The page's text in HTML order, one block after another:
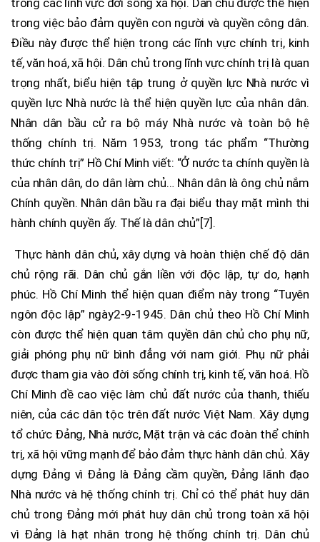
trong việc bảo đảm quyền con người và quyền công dân.
Điều này được thể hiện trong các lĩnh vực chính trị, kinh
tế, văn hoá, xã hội. Dân chủ trong lĩnh vực chính trị là quan
trọng nhất, biểu hiện tập trung ở quyền lực Nhà nước vì
quyền lực Nhà nước là thể hiện quyền lực của nhân dân.
Nhân dân bầu cử ra bộ máy Nhà nước và toàn bộ hệ
thống chính trị. Năm 1953, trong tác phẩm “Thường
thức chính trị” Hồ Chí Minh viết: “Ở nước ta chính quyền là
của nhân dân, do dân làm chủ… Nhân dân là ông chủ nắm
Chính quyền. Nhân dân bầu ra đại biểu thay mặt mình thi
hành chính quyền ấy. Thế là dân chủ”[7].
Thực hành dân chủ, xây dựng và hoàn thiện chế độ dân
chủ rộng rãi. Dân chủ gắn liền với độc lập, tự do, hạnh
phúc. Hồ Chí Minh thể hiện quan điểm này trong “Tuyên
ngôn độc lập” ngày2-9-1945. Dân chủ theo Hồ Chí Minh
còn được thể hiện quan tâm quyền dân chủ cho phụ nữ,
giải phóng phụ nữ bình đẳng với nam giới. Phụ nữ phải
được tham gia vào đời sống chính trị, kinh tế, văn hoá. Hồ
Chí Minh đề cao việc làm chủ đất nước của thanh, thiếu
niên, của các dân tộc trên đất nước Việt Nam. Xây dựng
tổ chức Đảng, Nhà nước, Mặt trận và các đoàn thể chính
trị, xã hội vững mạnh để bảo đảm thực hành dân chủ. Xây
dựng Đảng vì Đảng là Đảng cầm quyền, Đảng lãnh đạo
Nhà nước và hệ thống chính trị. Chỉ có thể phát huy dân
chủ trong Đảng mới phát huy dân chủ trong toàn xã hội
vì Đảng là hạt nhân trong hệ thống chính trị. Dân chủ